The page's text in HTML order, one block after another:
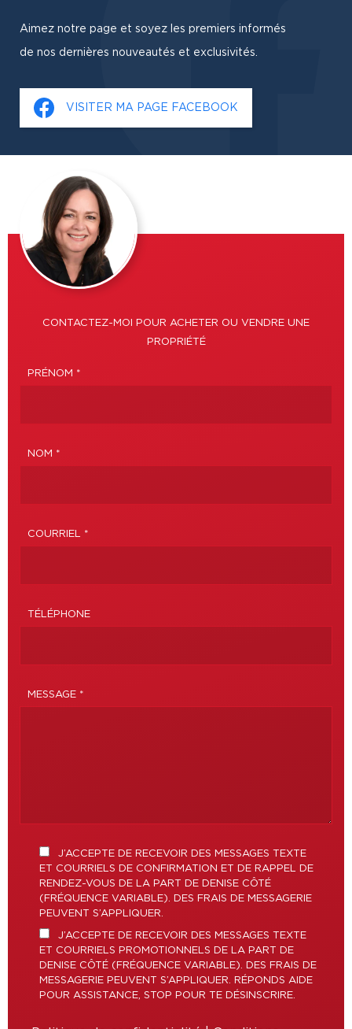
Aimez notre page et soyez les premiers informés
de nos dernières nouveautés et exclusivités.
VISITER MA PAGE FACEBOOK
CONTACTEZ-MOI POUR ACHETER OU VENDRE UNE
PROPRIÉTÉ
PRÉNOM *
NOM *
COURRIEL *
TÉLÉPHONE
MESSAGE *
J’ACCEPTE DE RECEVOIR DES MESSAGES TEXTE
ET COURRIELS DE CONFIRMATION ET DE RAPPEL DE
RENDEZ-VOUS DE LA PART DE DENISE CÔTÉ
(FRÉQUENCE VARIABLE). DES FRAIS DE MESSAGERIE
PEUVENT S’APPLIQUER.
J’ACCEPTE DE RECEVOIR DES MESSAGES TEXTE
ET COURRIELS PROMOTIONNELS DE LA PART DE
DENISE CÔTÉ (FRÉQUENCE VARIABLE). DES FRAIS DE
MESSAGERIE PEUVENT S’APPLIQUER. RÉPONDS AIDE
POUR ASSISTANCE, STOP POUR TE DÉSINSCRIRE.